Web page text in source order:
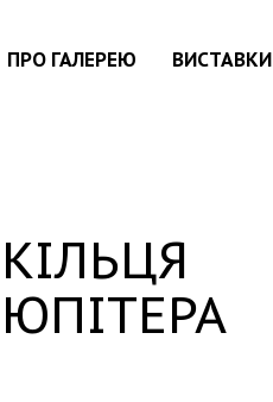
ПРО ГАЛЕРЕЮ ВИСТАВКИ
КІЛЬЦЯ
ЮПІТЕРА